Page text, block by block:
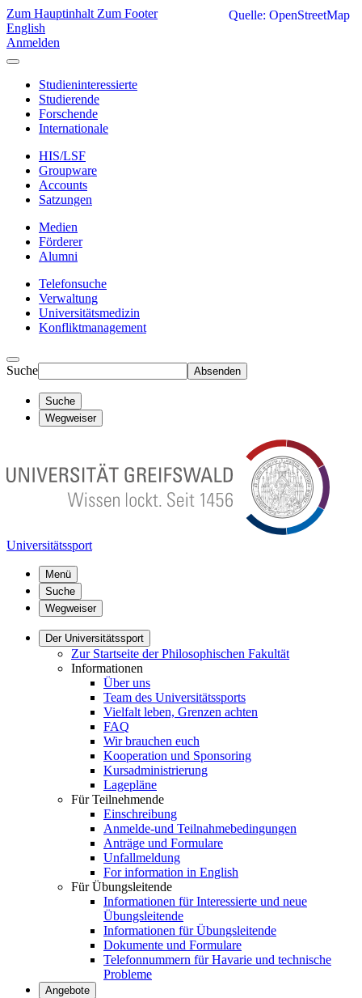
Zum Hauptinhalt Zum Footer
English
Anmelden
Studieninteressierte
Studierende
Forschende
Internationale
HIS/LSF
Groupware
Accounts
Satzungen
Medien
Förderer
Alumni
Telefonsuche
Verwaltung
Universitätsmedizin
Konfliktmanagement
Suche Absenden
Suche
Wegweiser
Universitätssport
Menü
Suche
Wegweiser
Der Universitätssport
Zur Startseite der Philosophischen Fakultät
Informationen
Über uns
Team des Universitätssports
Vielfalt leben, Grenzen achten
FAQ
Wir brauchen euch
Kooperation und Sponsoring
Kursadministrierung
Lagepläne
Für Teilnehmende
Einschreibung
Anmelde-und Teilnahmebedingungen
Anträge und Formulare
Unfallmeldung
For information in English
Für Übungsleitende
Informationen für Interessierte und neue
Übungsleitende
Informationen für Übungsleitende
Dokumente und Formulare
Telefonnummern für Havarie und technische
Probleme
Angebote
Quelle: OpenStreetMap